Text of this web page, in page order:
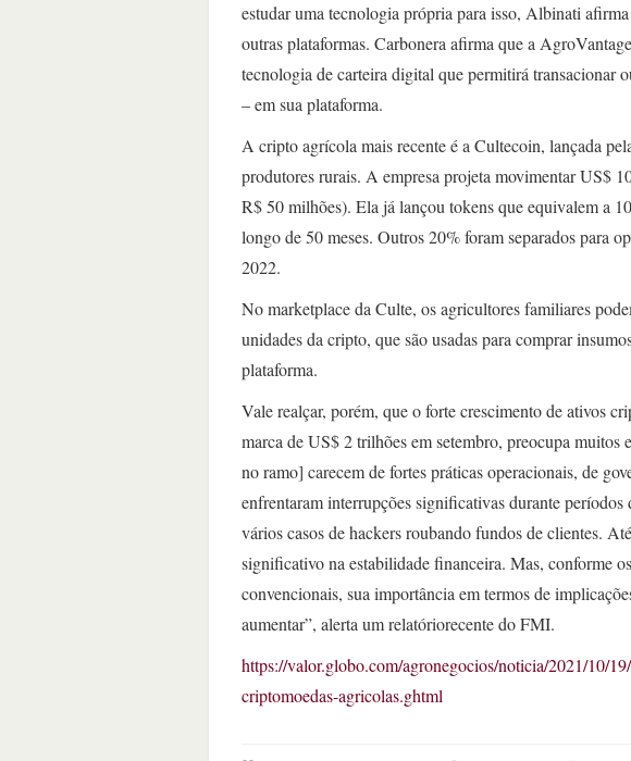
estudar uma tecnologia própria para isso, Albinati
outras plataformas. Carbonera afirma que a
tecnologia de carteira digital que permitirá transacionar
– em sua plataforma.
A cripto agrícola mais recente é a Cultecoin, lançada
produtores rurais. A empresa projeta movimentar US$
R$ 50 milhões). Ela já lançou tokens que equivalem a
longo de 50 meses. Outros 20% foram separados para
2022.
No marketplace da Culte, os agricultores familiares
unidades da cripto, que são usadas para comprar
plataforma.
Vale realçar, porém, que o forte crescimento de ativos
marca de US$ 2 trilhões em setembro, preocupa muitos
no ramo] carecem de fortes práticas operacionais, de
enfrentaram interrupções significativas durante
vários casos de hackers roubando fundos de clientes.
significativo na estabilidade financeira. Mas, conforme
convencionais, sua importância em termos de
aumentar”, alerta um relatóriorecente do FMI.
https://valor.globo.com/agronegocios/noticia/2021/10/
criptomoedas-agricolas.ghtml